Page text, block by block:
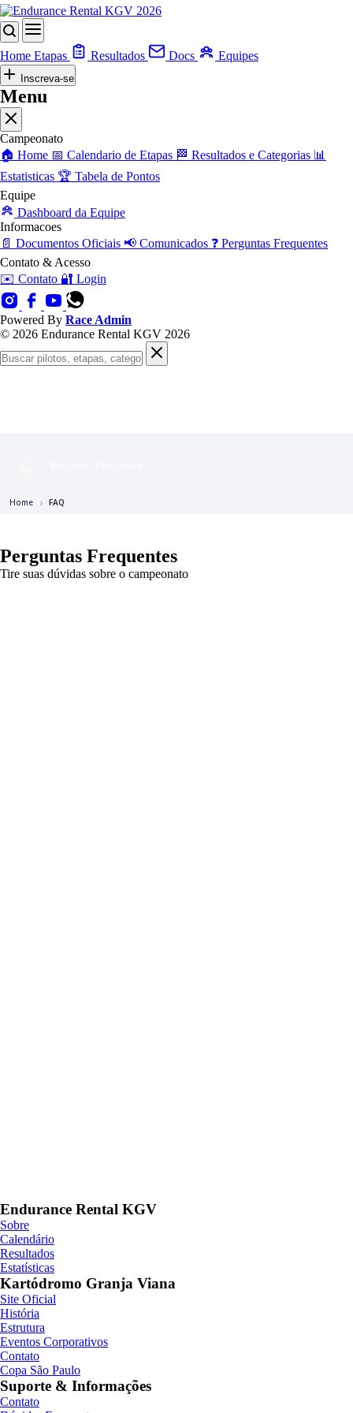
Home Etapas Resultados Docs Equipes
Inscreva-se
Menu
Campeonato
🏠 Home 📅 Calendario de Etapas 🏁 Resultados e Categorias 📊
Estatisticas 🏆 Tabela de Pontos
Equipe
Dashboard da Equipe
Informacoes
📄 Documentos Oficiais 📢 Comunicados ❓ Perguntas Frequentes
Contato & Acesso
✉️ Contato 🔐 Login
Powered By Race Admin
© 2026 Endurance Rental KGV 2026
Home FAQ
Perguntas Frequentes
Tire suas dúvidas sobre o campeonato
Endurance Rental KGV
Sobre
Calendário
Resultados
Estatísticas
Kartódromo Granja Viana
Site Oficial
História
Estrutura
Eventos Corporativos
Contato
Copa São Paulo
Suporte & Informações
Contato